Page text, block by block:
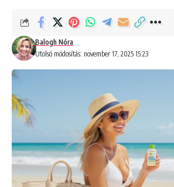
Utolsó módosítás: november 17, 2025 15:23
Balogh Nóra